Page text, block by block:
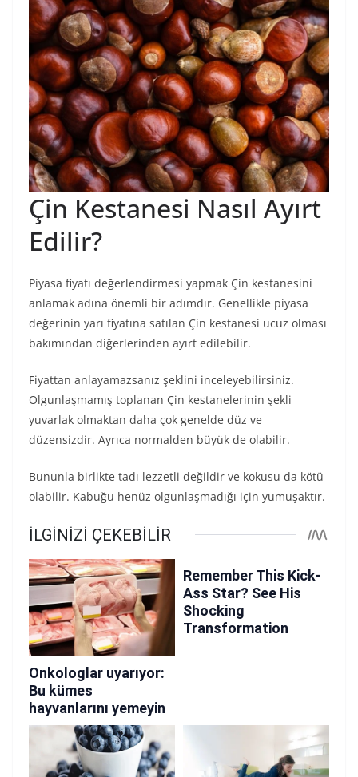
Çin Kestanesi Nasıl Ayırt
Edilir?
Piyasa fiyatı değerlendirmesi yapmak Çin kestanesini
anlamak adına önemli bir adımdır. Genellikle piyasa
değerinin yarı fiyatına satılan Çin kestanesi ucuz olması
bakımından diğerlerinden ayırt edilebilir.
Fiyattan anlayamazsanız şeklini inceleyebilirsiniz.
Olgunlaşmamış toplanan Çin kestanelerinin şekli
yuvarlak olmaktan daha çok genelde düz ve
düzensizdir. Ayrıca normalden büyük de olabilir.
Bununla birlikte tadı lezzetli değildir ve kokusu da kötü
olabilir. Kabuğu henüz olgunlaşmadığı için yumuşaktır.